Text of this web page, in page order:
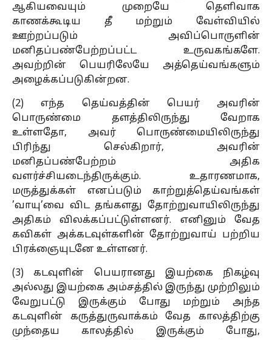
ஆகியவையும் முறையே தெளிவாக
காணக்கூடிய தீ மற்றும் வேள்வியில்
ஊற்றப்படும் அவிப்பொருளின்
மனிதப்பண்பேற்றப்பட்ட உருவகங்களே.
அவற்றின் பெயரிலேயே அத்தெய்வங்களும்
அழைக்கப்படுகின்றன.
(2) எந்த தெய்வத்தின் பெயர் அவரின்
பொருண்மை தளத்திலிருந்து வேறாக
உள்ளதோ, அவர் பொருண்மையிலிருந்து
பிரிந்து செல்கிறார், அவரின்
மனிதப்பண்பேற்றம் அதிக
வளர்ச்சியடைந்திருக்கும். உதாரணமாக,
மருத்துக்கள் எனப்படும் காற்றுத்தெய்வங்கள்
’வாயு’வை விட தங்களது தோற்றுவாயிலிருந்து
அதிகம் விலக்கப்பட்டுள்ளனர். எனினும் வேத
கவிகள் அக்கடவுள்களின் தோற்றுவாய் பற்றிய
பிரக்ஞையுடனே உள்ளனர்.
(3) கடவுளின் பெயரானது இயற்கை நிகழ்வு
அல்லது இயற்கை அம்சத்தில் இருந்து முற்றிலும்
வேறுபட்டு இருக்கும் போது மற்றும் அந்த
கடவுளின் கருத்துருவாக்கம் வேத காலத்திற்கு
முந்தைய காலத்தில் இருக்கும் போது,